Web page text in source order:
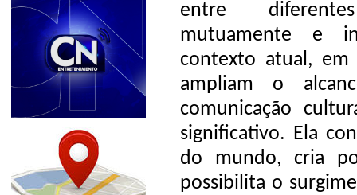
entre
mutuamente e
contexto atual,
ampliam o
comunicação
significativo. Ela
do mundo, cria
possibilita o